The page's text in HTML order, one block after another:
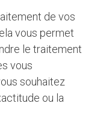
de vos
vous permet
le traitement
vous
souhaitez
ou la